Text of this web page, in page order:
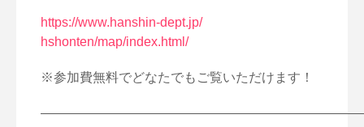
https://www.hanshin-dept.jp/
hshonten/map/index.html/
※参加費無料でどなたでもご覧いただけます！